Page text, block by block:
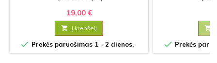
19,00 €
 Į krepšelį
 Prekės paruošimas 1 - 2 dienos.

 Prekės